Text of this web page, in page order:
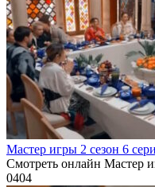
Мастер игры 2 сезон 6
Смотреть онлайн Мастер
0404